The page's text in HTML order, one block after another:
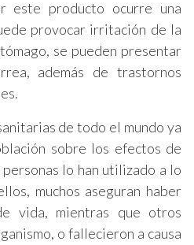
este producto ocurre una
provocar irritación de la
se pueden presentar
además de trastornos
de todo el mundo ya
sobre los efectos de
lo han utilizado a lo
muchos aseguran haber
vida, mientras que otros
o fallecieron a causa